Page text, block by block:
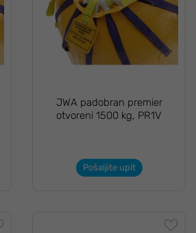
JWA padobran premier
otvoreni 1500 kg, PR1V
Pošaljite upit